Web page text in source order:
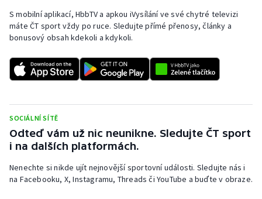
S mobilní aplikací, HbbTV a apkou iVysílání ve své chytré televizi
máte ČT sport vždy po ruce. Sledujte přímé přenosy, články a
bonusový obsah kdekoli a kdykoli.
SOCIÁLNÍ SÍTĚ
Odteď vám už nic neunikne. Sledujte ČT sport
i na dalších platformách.
Nenechte si nikde ujít nejnovější sportovní události. Sledujte nás i
na Facebooku, X, Instagramu, Threads či YouTube a buďte v obraze.